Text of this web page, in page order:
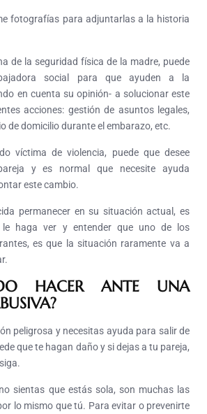
fotografías para adjuntarlas a la historia
de la seguridad física de la madre, puede
social para que ayuden a la
en cuenta su opinión- a solucionar este
acciones: gestión de asuntos legales,
de domicilio durante el embarazo, etc.
víctima de violencia, puede que desee
y es normal que necesite ayuda
este cambio.
permanecer en su situación actual, es
le haga ver y entender que uno de los
es que la situación raramente va a
HACER ANTE UNA
peligrosa y necesitas ayuda para salir de
que te hagan daño y si dejas a tu pareja,
sientas que estás sola, son muchas las
lo mismo que tú. Para evitar o prevenirte